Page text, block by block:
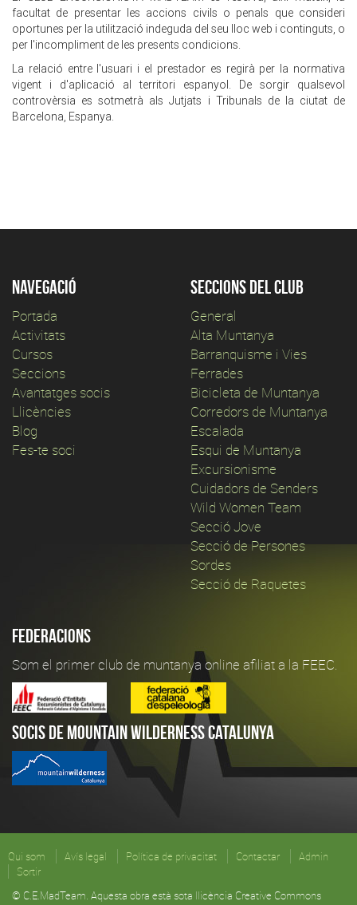
facultat de presentar les accions civils o penals que consideri
oportunes per la utilització indeguda del seu lloc web i continguts, o
per l'incompliment de les presents condicions.
La relació entre l'usuari i el prestador es regirà per la normativa
vigent i d'aplicació al territori espanyol. De sorgir qualsevol
controvèrsia es sotmetrà als Jutjats i Tribunals de la ciutat de
Barcelona, Espanya.
Navegació
Portada
Activitats
Cursos
Seccions
Avantatges socis
Llicències
Blog
Fes-te soci
Seccions del club
General
Alta Muntanya
Barranquisme i Vies
Ferrades
Bicicleta de Muntanya
Corredors de Muntanya
Escalada
Esqui de Muntanya
Excursionisme
Cuidadors de Senders
Wild Women Team
Secció Jove
Secció de Persones
Sordes
Secció de Raquetes
Federacions
Som el primer club de muntanya online afiliat a la FEEC.
Socis de Mountain Wilderness Catalunya
Qui som Avís legal Política de privacitat Contactar
Admin
Sortir
© C.E.MadTeam. Aquesta obra està sota llicència Creative Commons